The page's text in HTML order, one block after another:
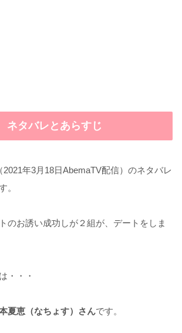
タバレとあらすじ
2021年3月18日AbemaTV配信）のネタバレ
。
のお誘い成功しが２組が、デートをしま
・・・
夏恵（なちょす）さんです。